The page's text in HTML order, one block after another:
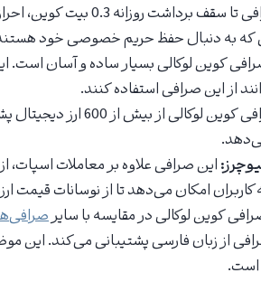
این صرافی تا سقف برداشت
که به دنبال حفظ حریم خصوصی خود
کوین لوکالی بسیار ساده و آسان
از این صرافی استفاده کنند.
صرافی کوین لوکالی از
این صرافی علاوه بر معاملات اسپات،
امکان می‌دهد تا از نوسانات قیمت
کوین لوکالی در مقایسه با سایر
از زبان فارسی پشتیبانی می‌کند. این
است.